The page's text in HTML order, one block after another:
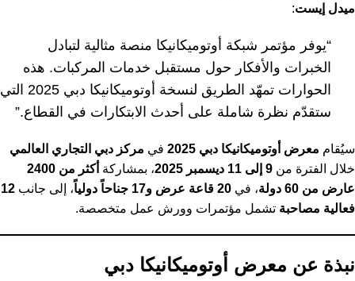
ميدل إيست:
“يوفر مؤتمر شبكة أوتوميكانيكا منصة مثالية لتبادل
الخبرات والأفكار حول مستقبل خدمات المركبات. هذه
الحوارات تمهّد الطريق لنسخة أوتوميكانيكا دبي 2025 التي
ستقدّم نظرة شاملة على أحدث الابتكارات في القطاع.”
سيُقام معرض أوتوميكانيكا دبي 2025 في مركز دبي التجاري العالمي
خلال الفترة من 9 إلى 11 ديسمبر 2025 ، بمشاركة
أكثر من 2400
عارض من 60 دولة
، في 20 قاعة عرض و17 جناحاً دولياً ، إلى جانب 12
فعالية مصاحبة تشمل مؤتمرات وورش عمل متخصصة.
نبذة عن معرض أوتوميكانيكا دبي